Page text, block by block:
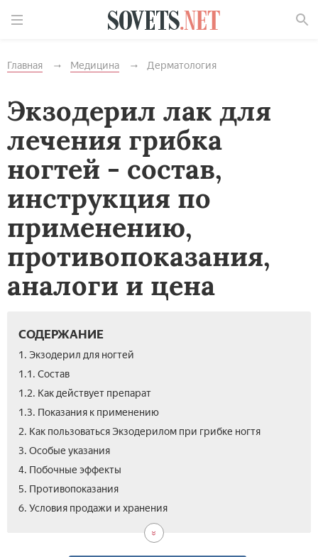
Главная Медицина Дерматология
Экзодерил лак для
лечения грибка
ногтей - состав,
инструкция по
применению,
противопоказания,
аналоги и цена
СОДЕРЖАНИЕ
1. Экзодерил для ногтей
1.1. Состав
1.2. Как действует препарат
1.3. Показания к применению
2. Как пользоваться Экзодерилом при грибке ногтя
3. Особые указания
4. Побочные эффекты
5. Противопоказания
6. Условия продажи и хранения